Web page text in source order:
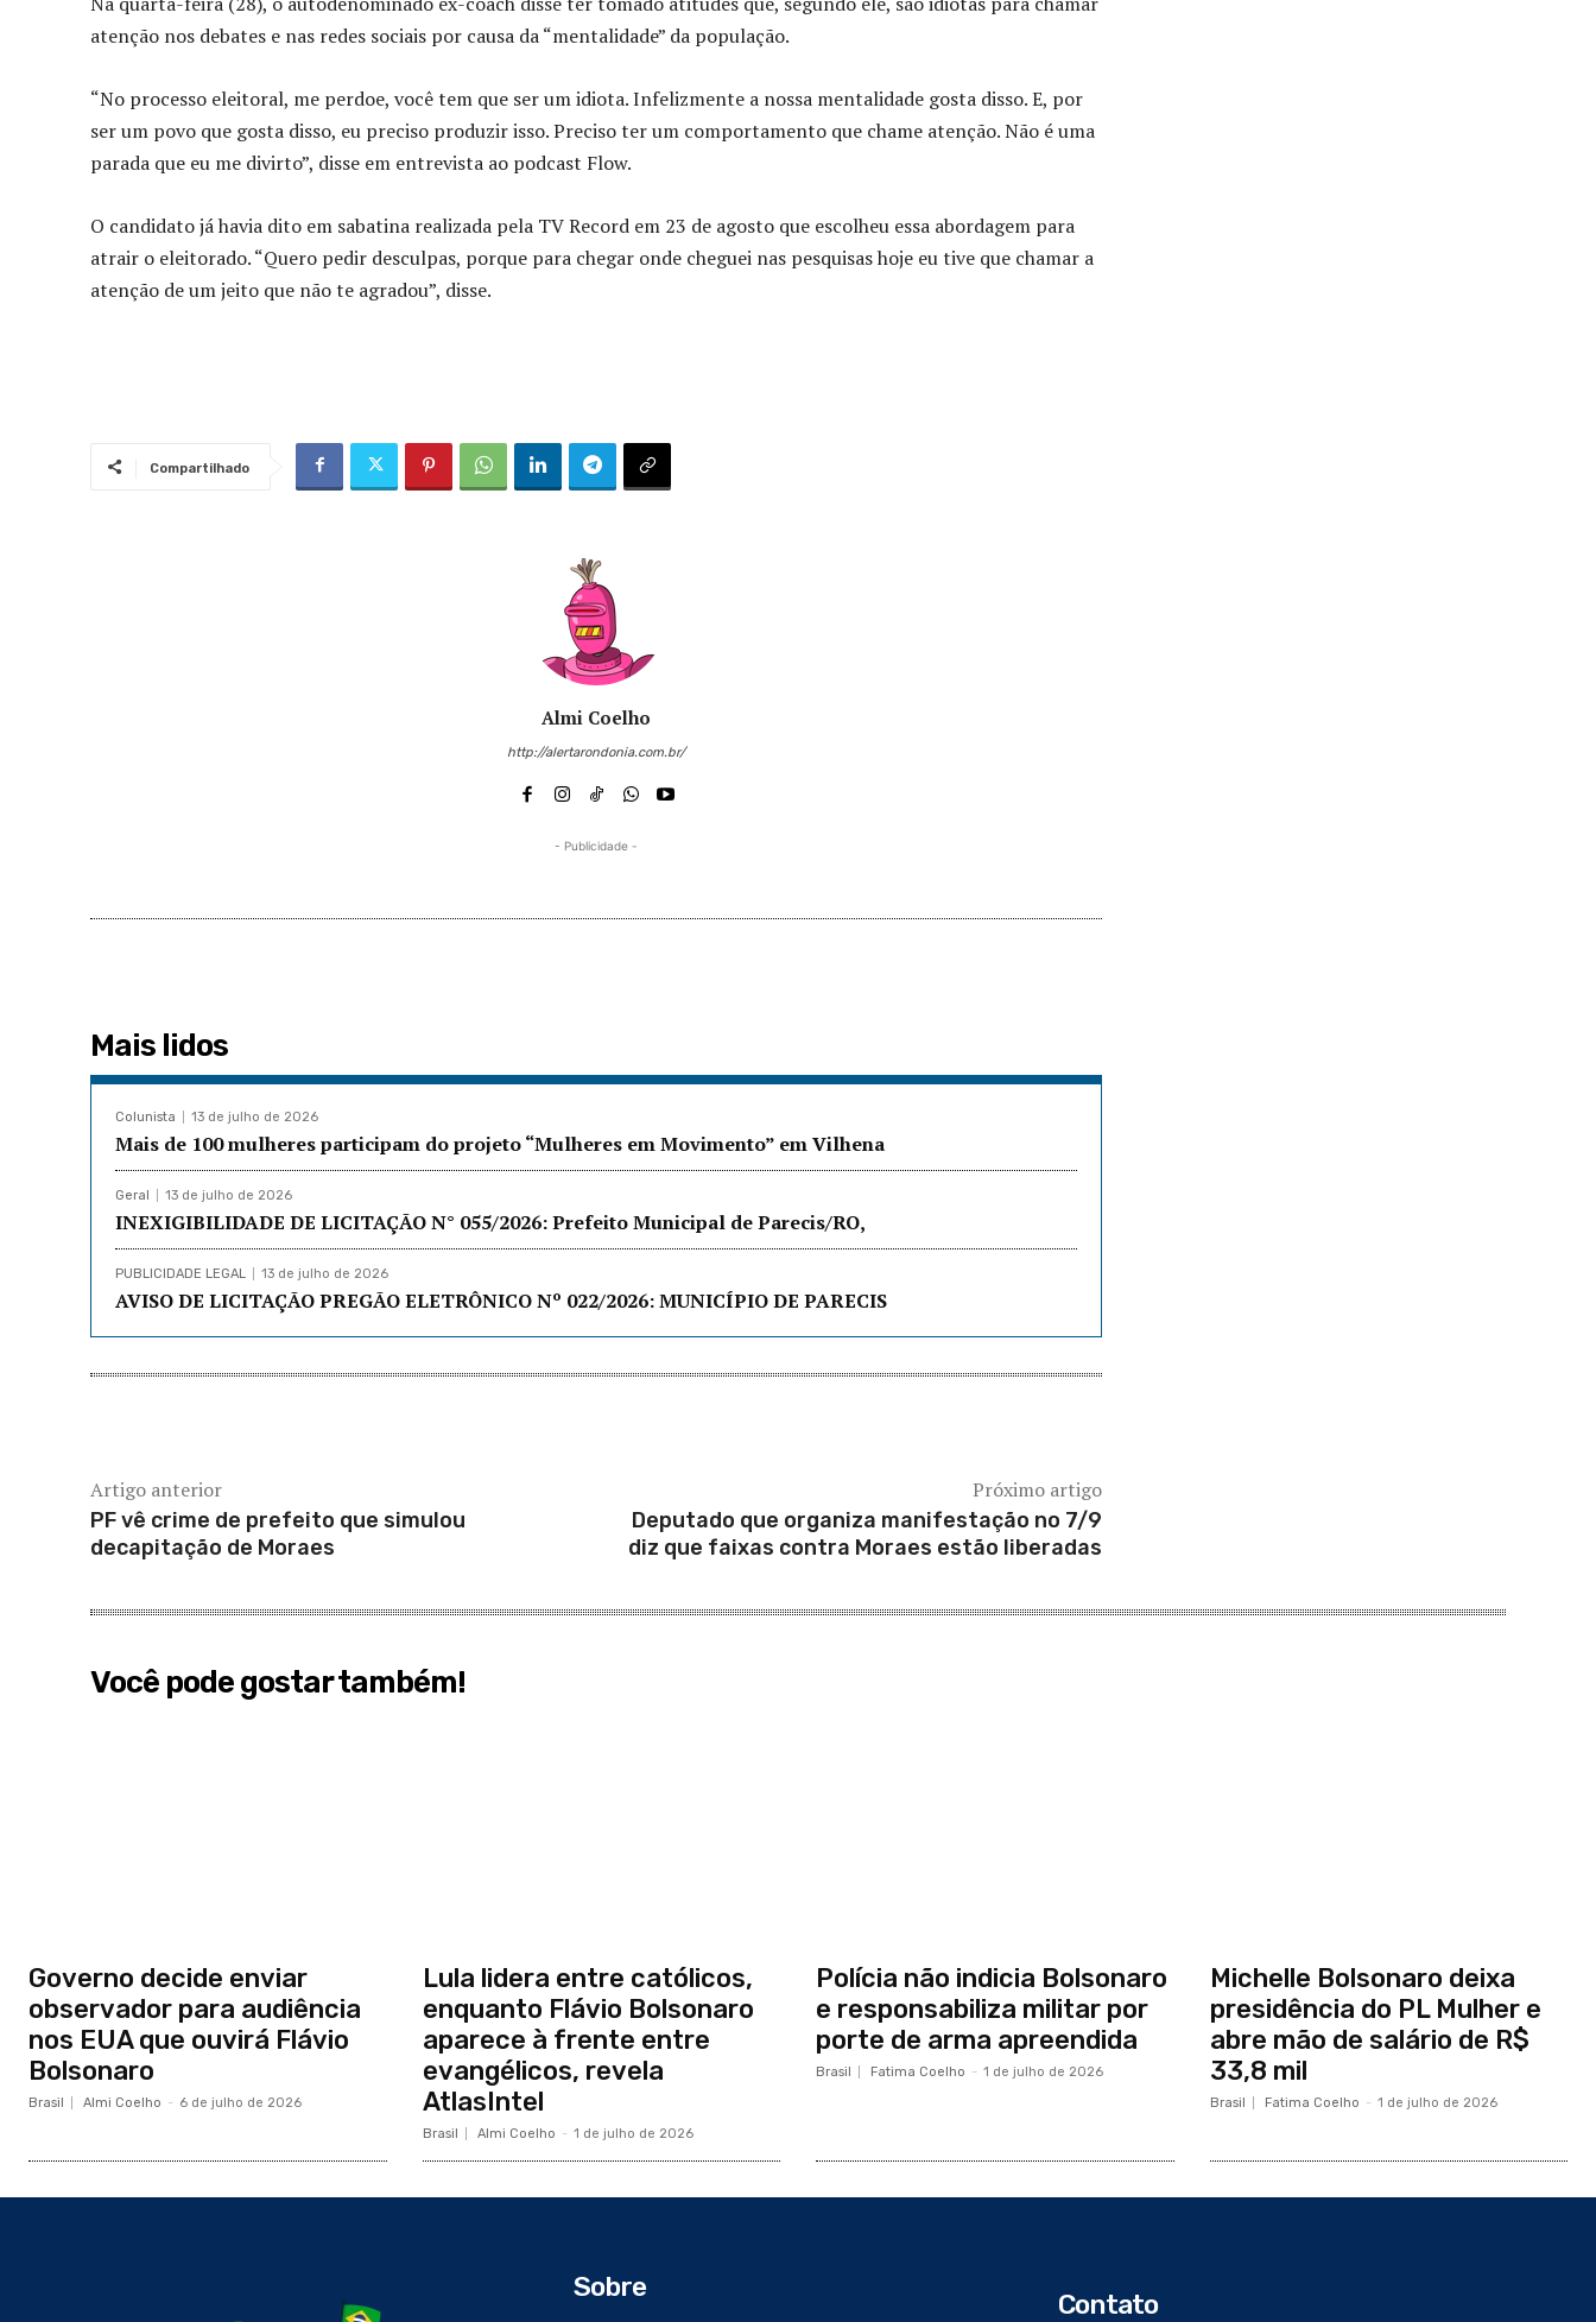
atenção nos debates e nas redes sociais por causa da “mentalidade” da população.
“No processo eleitoral, me perdoe, você tem que ser um idiota. Infelizmente a nossa mentalidade gosta disso. E, por
ser um povo que gosta disso, eu preciso produzir isso. Preciso ter um comportamento que chame atenção. Não é uma
parada que eu me divirto”, disse em entrevista ao podcast Flow.
O candidato já havia dito em sabatina realizada pela TV Record em 23 de agosto que escolheu essa abordagem para
atrair o eleitorado. “Quero pedir desculpas, porque para chegar onde cheguei nas pesquisas hoje eu tive que chamar a
atenção de um jeito que não te agradou”, disse.
Compartilhado
Almi Coelho
http://alertarondonia.com.br/
- Publicidade -
Mais lidos
Colunista 13 de julho de 2026
Mais de 100 mulheres participam do projeto “Mulheres em Movimento” em Vilhena
Geral 13 de julho de 2026
INEXIGIBILIDADE DE LICITAÇÃO N° 055/2026: Prefeito Municipal de Parecis/RO,
PUBLICIDADE LEGAL 13 de julho de 2026
AVISO DE LICITAÇÃO PREGÃO ELETRÔNICO Nº 022/2026: MUNICÍPIO DE PARECIS
Artigo anterior
PF vê crime de prefeito que simulou
decapitação de Moraes
Próximo artigo
Deputado que organiza manifestação no 7/9
diz que faixas contra Moraes estão liberadas
Você pode gostar também!
Governo decide enviar
observador para audiência
nos EUA que ouvirá Flávio
Bolsonaro
Brasil Almi Coelho - 6 de julho de 2026
Lula lidera entre católicos,
enquanto Flávio Bolsonaro
aparece à frente entre
evangélicos, revela
AtlasIntel
Brasil Almi Coelho - 1 de julho de 2026
Polícia não indicia Bolsonaro
e responsabiliza militar por
porte de arma apreendida
Brasil Fatima Coelho - 1 de julho de 2026
Michelle Bolsonaro deixa
presidência do PL Mulher e
abre mão de salário de R$
33,8 mil
Brasil Fatima Coelho - 1 de julho de 2026
Sobre
Contato